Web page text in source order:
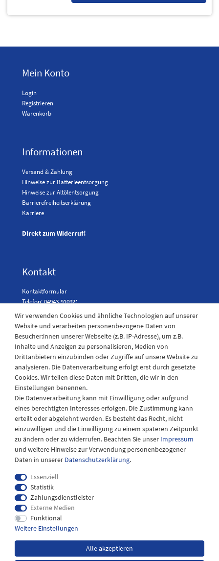
Mein Konto
Login
Registrieren
Warenkorb
Informationen
Versand & Zahlung
Hinweise zur Batterieentsorgung
Hinweise zur Altölentsorgung
Barrierefreiheitserklärung
Karriere
Direkt zum Widerruf!
Kontakt
Kontaktformular
Telefon: 04943-910921
Laden Öffnungszeiten
Montag - Freitag
08:30 - 12:30 und 13.00 - 17.30 Uhr
Samstags
08:30 bis 12:30 Uhr
Impressum
Widerrufs­recht
Wir verwenden Cookies und ähnliche Technologien auf unserer
Website und verarbeiten personenbezogene Daten von
Besucher:innen unserer Webseite (z.B. IP-Adresse), um z.B.
Inhalte und Anzeigen zu personalisieren, Medien von
Drittanbietern einzubinden oder Zugriffe auf unsere Website zu
analysieren. Die Datenverarbeitung erfolgt erst durch gesetzte
Cookies. Wir teilen diese Daten mit Dritten, die wir in den
Einstellungen benennen.
Die Datenverarbeitung kann mit Einwilligung oder aufgrund
eines berechtigten Interesses erfolgen. Die Zustimmung kann
erteilt oder abgelehnt werden. Es besteht das Recht, nicht
einzuwilligen und die Einwilligung zu einem späteren Zeitpunkt
zu ändern oder zu widerrufen. Beachten Sie unser Impressum
und weitere Hinweise zur Verwendung personenbezogener
Daten in unserer Daten­schutz­erklärung.
Essenziell
Statistik
Zahlungsdienstleister
Externe Medien
Funktional
Weitere Einstellungen
Alle akzeptieren